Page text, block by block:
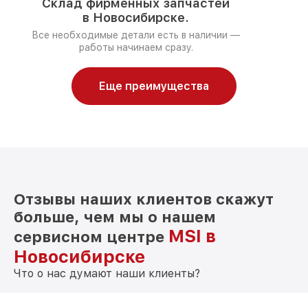
Склад фирменных запчастей
в Новосибирске.
Все необходимые детали есть в наличии —
работы начинаем сразу.
Еще преимущества
Отзывы наших клиентов скажут
больше, чем мы о нашем
сервисном центре MSI в
Новосибирске
Что о нас думают наши клиенты?